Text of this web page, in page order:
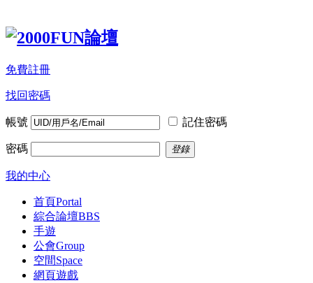
免費註冊
找回密碼
帳號 記住密碼
密碼 登錄
我的中心
首頁Portal
綜合論壇BBS
手遊
公會Group
空間Space
網頁遊戲